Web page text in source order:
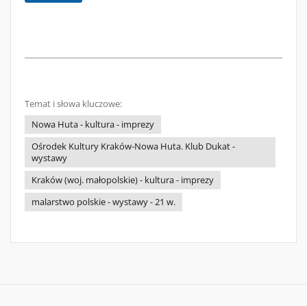
Temat i słowa kluczowe:
Nowa Huta - kultura - imprezy
Ośrodek Kultury Kraków-Nowa Huta. Klub Dukat -
wystawy
Kraków (woj. małopolskie) - kultura - imprezy
malarstwo polskie - wystawy - 21 w.